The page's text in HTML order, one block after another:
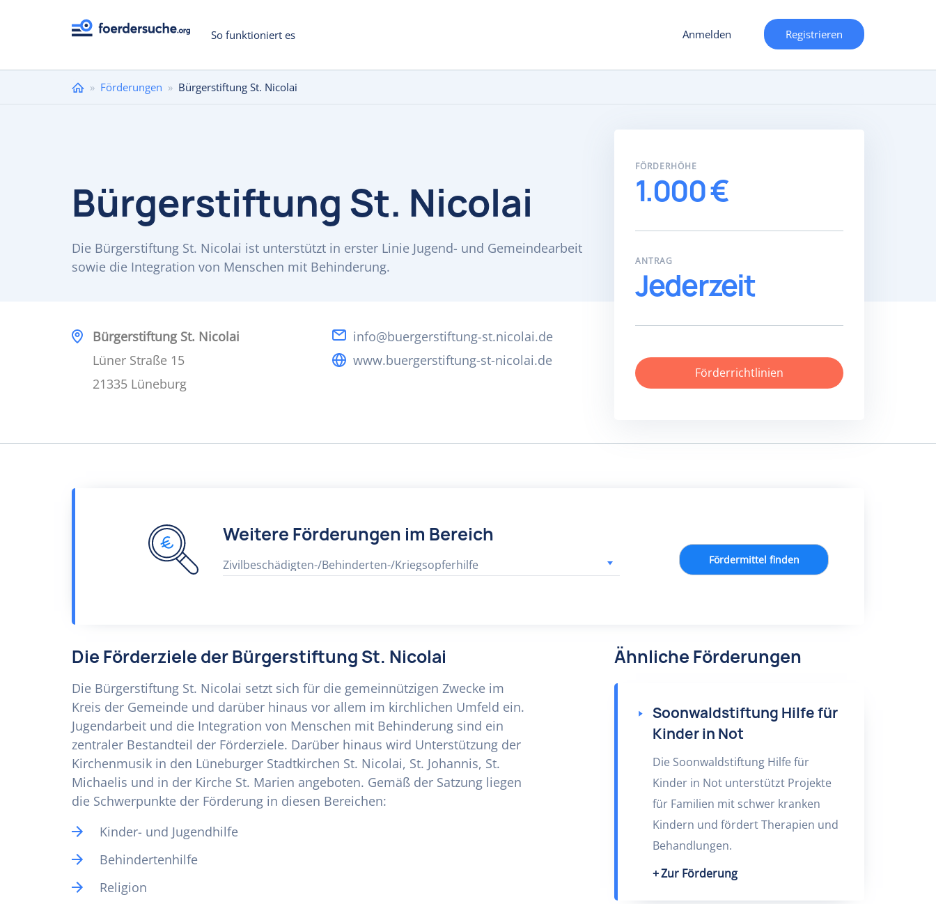
So funktioniert es Anmelden Registrieren
Sie
» Förderungen » Bürgerstiftung St. Nicolai
Bürgerstiftung St. Nicolai
Die Bürgerstiftung St. Nicolai ist unterstützt in erster Linie Jugend- und Gemeindearbeit
sowie die Integration von Menschen mit Behinderung.
Bürgerstiftung St. Nicolai
Lüner Straße 15
21335 Lüneburg
info@buergerstiftung-st.nicolai.de
www.buergerstiftung-st-nicolai.de
FÖRDERHÖHE
1.000 €
ANTRAG
Jederzeit
Förderrichtlinien
Weitere Förderungen im Bereich
Zivilbeschädigten-/Behinderten-/Kriegsopferhilfe Fördermittel finden
Die Förderziele der Bürgerstiftung St. Nicolai
Die Bürgerstiftung St. Nicolai setzt sich für die gemeinnützigen Zwecke im
Kreis der Gemeinde und darüber hinaus vor allem im kirchlichen Umfeld ein.
Jugendarbeit und die Integration von Menschen mit Behinderung sind ein
zentraler Bestandteil der Förderziele. Darüber hinaus wird Unterstützung der
Kirchenmusik in den Lüneburger Stadtkirchen St. Nicolai, St. Johannis, St.
Michaelis und in der Kirche St. Marien angeboten. Gemäß der Satzung liegen
die Schwerpunkte der Förderung in diesen Bereichen:
Kinder- und Jugendhilfe
Behindertenhilfe
Religion
Ähnliche Förderungen
Soonwaldstiftung Hilfe für
Kinder in Not
Die Soonwaldstiftung Hilfe für
Kinder in Not unterstützt Projekte
für Familien mit schwer kranken
Kindern und fördert Therapien und
Behandlungen.
Zur Förderung